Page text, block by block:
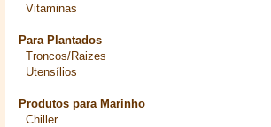
Vitaminas
Para Plantados
Troncos/Raizes
Utensílios
Produtos para Marinho
Chiller